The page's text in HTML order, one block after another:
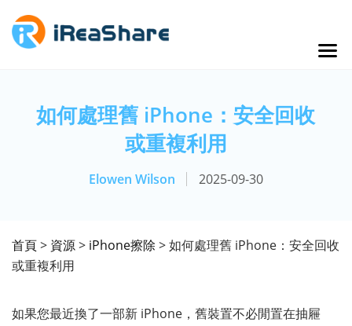
如何處理舊 iPhone：安全回收
或重複利用
Elowen Wilson 2025-09-30
首頁> 資源> iPhone擦除 > 如何處理舊 iPhone：安全回收
或重複利用
如果您最近換了一部新 iPhone，舊裝置不必閒置在抽屜